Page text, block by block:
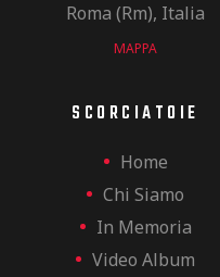
Roma (Rm), Italia
MAPPA
SCORCIATOIE
Home
Chi Siamo
In Memoria
Video Album